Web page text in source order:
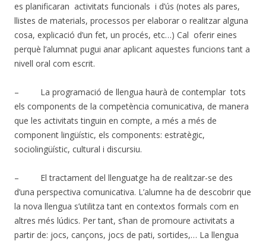
es planificaran activitats funcionals i d’ús (notes als pares,
llistes de materials, processos per elaborar o realitzar alguna
cosa, explicació d’un fet, un procés, etc…) Cal oferir eines
perquè l’alumnat pugui anar aplicant aquestes funcions tant a
nivell oral com escrit.
– La programació de llengua haurà de contemplar tots
els components de la competència comunicativa, de manera
que les activitats tinguin en compte, a més a més de
component lingüístic, els components: estratègic,
sociolingüístic, cultural i discursiu.
– El tractament del llenguatge ha de realitzar-se des
d’una perspectiva comunicativa. L’alumne ha de descobrir que
la nova llengua s’utilitza tant en contextos formals com en
altres més lúdics. Per tant, s’han de promoure activitats a
partir de: jocs, cançons, jocs de pati, sortides,… La llengua